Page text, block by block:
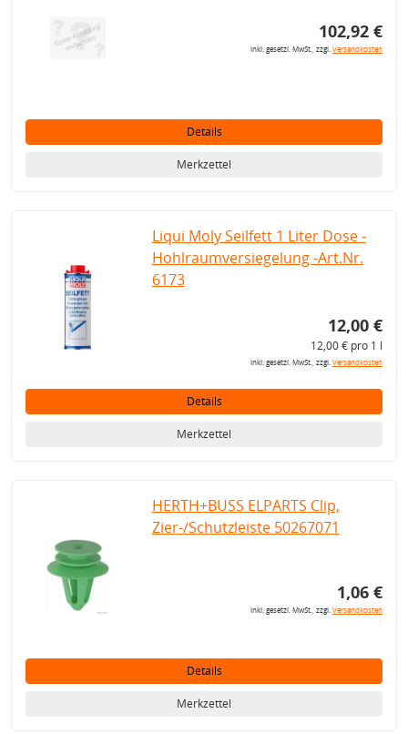
102,92 €
inkl. gesetzl. MwSt., zzgl.Versandkosten
Details
Merkzettel
Liqui Moly Seilfett 1 Liter Dose -
Hohlraumversiegelung -Art.Nr.
6173
12,00 €
12,00 € pro 1 l
inkl. gesetzl. MwSt., zzgl.Versandkosten
Details
Merkzettel
HERTH+BUSS ELPARTS Clip,
Zier-/Schutzleiste 50267071
1,06 €
inkl. gesetzl. MwSt., zzgl.Versandkosten
Details
Merkzettel